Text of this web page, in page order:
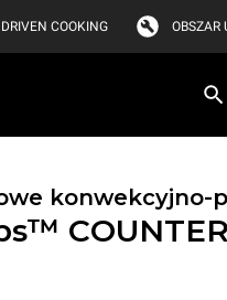
COOKING OBSZAR
konwekcyjno-